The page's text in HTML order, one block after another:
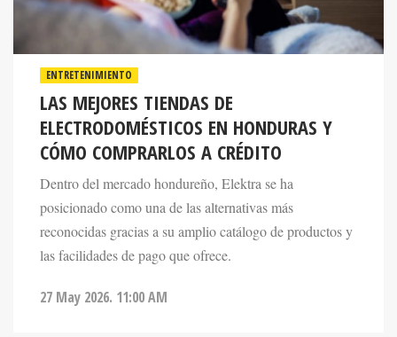
LAS MEJORES TIENDAS DE
ELECTRODOMÉSTICOS EN HONDURAS Y
CÓMO COMPRARLOS A CRÉDITO
Dentro del mercado hondureño, Elektra se ha
posicionado como una de las alternativas más
reconocidas gracias a su amplio catálogo de productos y
las facilidades de pago que ofrece.